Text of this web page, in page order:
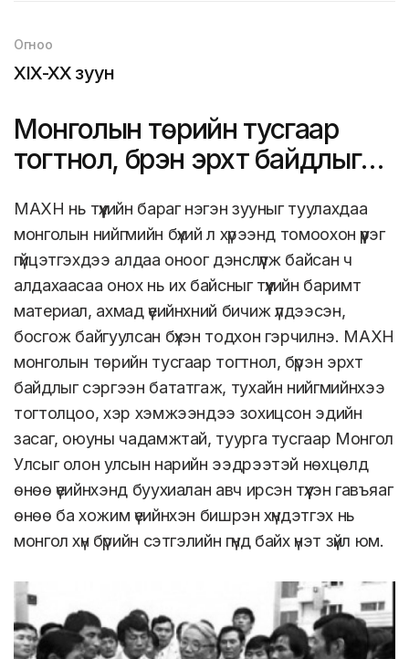
Огноо
XIX-XX зуун
Монголын төрийн тусгаар
тогтнол, бүрэн эрхт байдлыг
МАХН нь түүхийн бараг нэгэн зууныг туулахдаа
монголын нийгмийн бүхий л хүрээнд томоохон үүрэг
гүйцэтгэхдээ алдаа оноог дэнслүүлж байсан ч
алдахаасаа онох нь их байсныг түүхийн баримт
материал, ахмад үеийнхний бичиж үлдээсэн,
босгож байгуулсан бүхэн тодхон гэрчилнэ. МАХН
монголын төрийн тусгаар тогтнол, бүрэн эрхт
байдлыг сэргээн бататгаж, тухайн нийгмийнхээ
тогтолцоо, хэр хэмжээндээ зохицсон эдийн
засаг, оюуны чадамжтай, туурга тусгаар Монгол
Улсыг олон улсын нарийн ээдрээтэй нөхцөлд
өнөө үеийнхэнд буухиалан авч ирсэн түүхэн гавъяаг
өнөө ба хожим үеийнхэн бишрэн хүндэтгэх нь
монгол хүн бүрийн сэтгэлийн гүнд байх үнэт зүйл юм.